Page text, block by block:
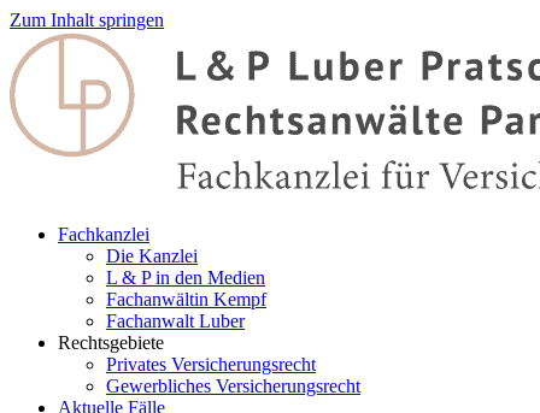
Zum Inhalt springen
Fachkanzlei
Die Kanzlei
L & P in den Medien
Fachanwältin Kempf
Fachanwalt Luber
Rechtsgebiete
Privates Versicherungsrecht
Gewerbliches Versicherungsrecht
Aktuelle Fälle